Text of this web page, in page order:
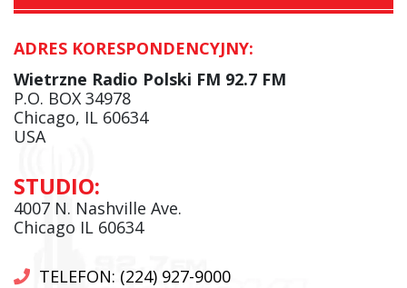
ADRES KORESPONDENCYJNY:
Wietrzne Radio Polski FM 92.7 FM
P.O. BOX 34978
Chicago, IL 60634
USA
STUDIO:
4007 N. Nashville Ave.
Chicago IL 60634
TELEFON: (224) 927-9000